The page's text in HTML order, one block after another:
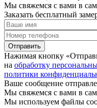
Мы свяжемся с вами в
Заказать бесплатный
Отправить
Нажимая кнопку
на обработку
политики
Ваше сообщение
Мы свяжемся с вами в
Мы используем файлы